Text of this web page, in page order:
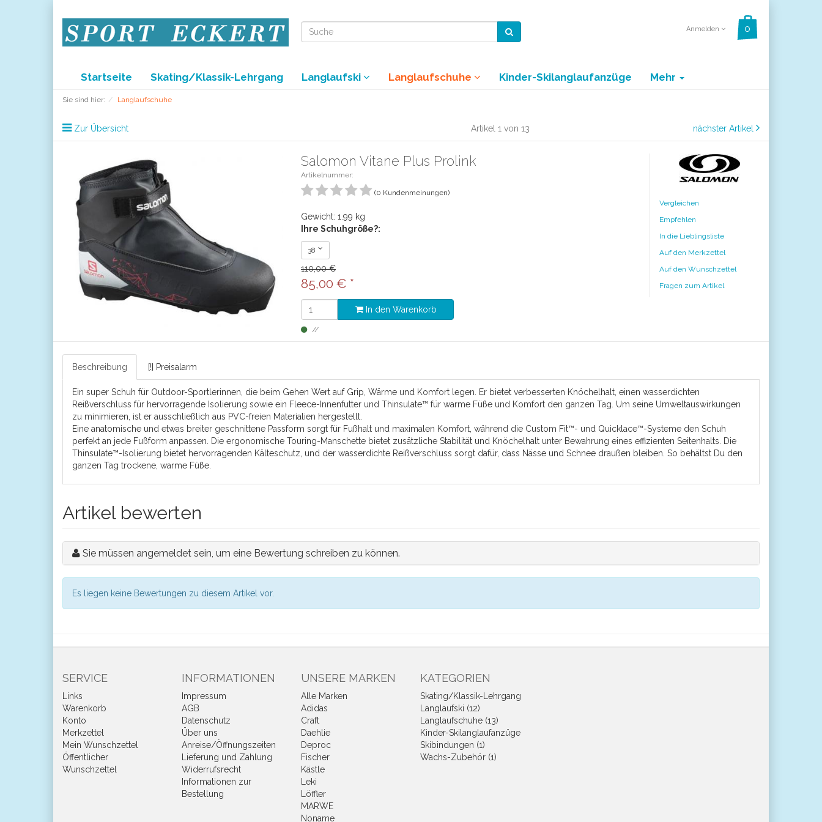
Anmelden
Startseite Skating/Klassik-Lehrgang Langlaufski Langlaufschuhe Kinder-Skilanglaufanzüge Mehr
Sie sind hier: Langlaufschuhe
Zur Übersicht Artikel 1 von 13 nächster Artikel
Salomon Vitane Plus Prolink
Artikelnummer:
(0 Kundenmeinungen)
Gewicht: 1.99 kg
Ihre Schuhgröße?:
38
110,00 €
85,00 € *
In den Warenkorb
Vergleichen
Empfehlen
In die Lieblingsliste
Auf den Merkzettel
Auf den Wunschzettel
Fragen zum Artikel
Beschreibung [!] Preisalarm
Ein super Schuh für Outdoor-Sportlerinnen, die beim Gehen Wert auf Grip, Wärme und Komfort legen. Er bietet verbesserten Knöchelhalt, einen wasserdichten
Reißverschluss für hervorragende Isolierung sowie ein Fleece-Innenfutter und Thinsulate™ für warme Füße und Komfort den ganzen Tag. Um seine Umweltauswirkungen
zu minimieren, ist er ausschließlich aus PVC-freien Materialien hergestellt.
Eine anatomische und etwas breiter geschnittene Passform sorgt für Fußhalt und maximalen Komfort, während die Custom Fit™- und Quicklace™-Systeme den Schuh
perfekt an jede Fußform anpassen. Die ergonomische Touring-Manschette bietet zusätzliche Stabilität und Knöchelhalt unter Bewahrung eines effizienten Seitenhalts. Die
Thinsulate™-Isolierung bietet hervorragenden Kälteschutz, und der wasserdichte Reißverschluss sorgt dafür, dass Nässe und Schnee draußen bleiben. So behältst Du den
ganzen Tag trockene, warme Füße.
Artikel bewerten
Sie müssen angemeldet sein, um eine Bewertung schreiben zu können.
Es liegen keine Bewertungen zu diesem Artikel vor.
SERVICE
Links
Warenkorb
Konto
Merkzettel
Mein Wunschzettel
Öffentlicher
Wunschzettel
INFORMATIONEN
Impressum
AGB
Datenschutz
Über uns
Anreise/Öffnungszeiten
Lieferung und Zahlung
Widerrufsrecht
Informationen zur
Bestellung
UNSERE MARKEN
Alle Marken
Adidas
Craft
Daehlie
Deproc
Fischer
Kästle
Leki
Löffler
MARWE
Noname
KATEGORIEN
Skating/Klassik-Lehrgang
Langlaufski (12)
Langlaufschuhe (13)
Kinder-Skilanglaufanzüge
Skibindungen (1)
Wachs-Zubehör (1)